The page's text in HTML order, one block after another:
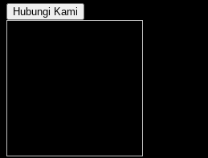
Hubungi Kami